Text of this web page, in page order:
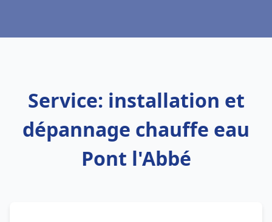
Service: installation et
dépannage chauffe eau
Pont l'Abbé